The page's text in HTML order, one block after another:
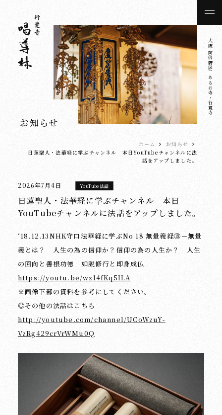
お知らせ
大阪 阿倍野区にあるお寺・行覚寺
ホーム
お知らせ
日蓮聖人・法華経に学ぶチャンネル 本日YouTubeチャンネルに法
話をアップしました。
2026年7月4日 YouTube法話
日蓮聖人・法華経に学ぶチャンネル 本日
YouTubeチャンネルに法話をアップしました。
‘18.12.13NHK守口法華経に学ぶNo 18 無量義経⑱－無量
義とは？ 人生の為の信仰か？信仰の為の人生か？ 人生
の回向と善根功徳 如説修行と即身成仏
https://youtu.be/wzl4fKq5ILA
※画像下部の資料を参考にしてください。
◎その他の法話はこちら
http://youtube.com/channel/UCoWzuY-
VzRg429crVrWMu0Q